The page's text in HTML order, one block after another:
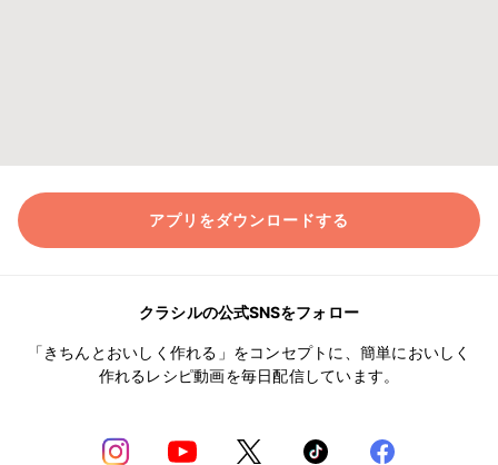
アプリをダウンロードする
クラシルの公式SNSをフォロー
「きちんとおいしく作れる」をコンセプトに、簡単においしく
作れるレシピ動画を毎日配信しています。